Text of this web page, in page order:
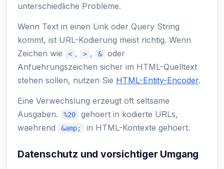
unterschiedliche Probleme.
Wenn Text in einen Link oder Query String
kommt, ist URL-Kodierung meist richtig. Wenn
Zeichen wie
< , > , &
oder
Anfuehrungszeichen sicher im HTML-Quelltext
stehen sollen, nutzen Sie HTML-Entity-Encoder.
Eine Verwechslung erzeugt oft seltsame
Ausgaben.
%20
gehoert in kodierte URLs,
waehrend
&amp; in HTML-Kontexte gehoert.
Datenschutz und vorsichtiger Umgang